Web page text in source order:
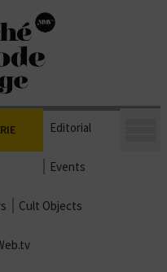
Editorial
Events
Cult Objects